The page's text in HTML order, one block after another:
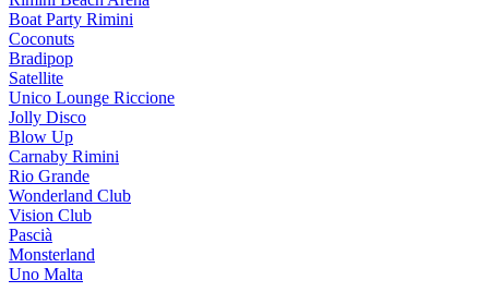
Boat Party Rimini
Coconuts
Bradipop
Satellite
Unico Lounge Riccione
Jolly Disco
Blow Up
Carnaby Rimini
Rio Grande
Wonderland Club
Vision Club
Pascià
Monsterland
Uno Malta